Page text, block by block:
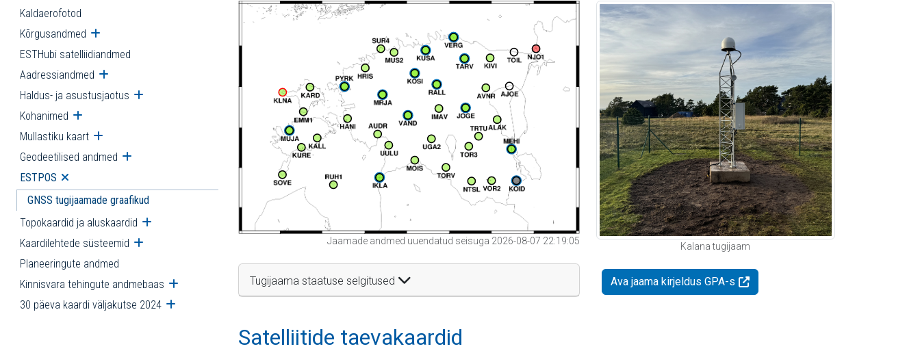
Kaldaerofotod
Kõrgusandmed Ava alammenüü
ESTHubi satelliidiandmed
Aadressiandmed Ava alammenüü
Haldus- ja asustusjaotus Ava alammenüü
Kohanimed Ava alammenüü
Mullastiku kaart Ava alammenüü
Geodeetilised andmed Ava alammenüü
ESTPOS Ava alammenüü
GNSS tugijaamade graafikud
Topokaardid ja aluskaardid Ava alammenüü
Kaardilehtede süsteemid Ava alammenüü
Planeeringute andmed
Kinnisvara tehingute andmebaas Ava alammenüü
30 päeva kaardi väljakutse 2024 Ava alammenüü
Jaamade andmed uuendatud seisuga 2026-08-07 22:19:05
Tugijaama staatuse selgitused
Kalana tugijaam
Ava jaama kirjeldus GPA-s
Satelliitide taevakaardid